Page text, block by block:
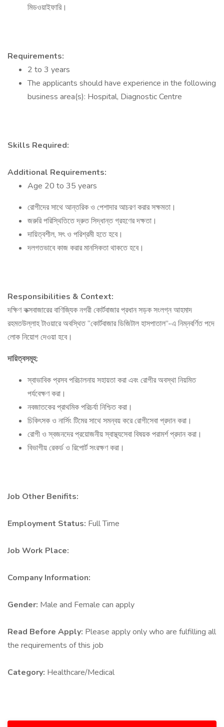
মিডওয়াইফারি।
Requirements:
2 to 3 years
The applicants should have experience in the following
business area(s): Hospital, Diagnostic Centre
Skills Required:
Additional Requirements:
Age 20 to 35 years
রোগীদের সাথে আন্তরিক ও পেশাদার আচরণ করার সক্ষমতা।
জরুরি পরিস্থিতিতে দ্রুত সিদ্ধান্ত গ্রহণের দক্ষতা।
দায়িত্বশীল, সৎ ও পরিশ্রমী হতে হবে।
দলগতভাবে কাজ করার মানসিকতা থাকতে হবে।
Responsibilities & Context:
দক্ষিণ কক্সবাজারের বাণিজ্যিক নগরী কোর্টবাজার প্রধান সড়ক সংলগ্ন আহমাদ
রহমতউল্লাহ টাওয়ারে অবস্থিত “কোর্টবাজার ডিজিটাল হাসপাতাল”-এ নিম্নবর্ণিত পদে
লোক নিয়োগ দেওয়া হবে।
দায়িত্বসমূহ:
স্বাভাবিক প্রসব পরিচালনায় সহায়তা করা এবং রোগীর অবস্থা নিয়মিত
পর্যবেক্ষণ করা।
নবজাতকের প্রাথমিক পরিচর্যা নিশ্চিত করা।
চিকিৎসক ও নার্সিং টিমের সাথে সমন্বয় করে রোগীসেবা প্রদান করা।
রোগী ও স্বজনদের প্রয়োজনীয় স্বাস্থ্যসেবা বিষয়ক পরামর্শ প্রদান করা।
বিভাগীয় রেকর্ড ও রিপোর্ট সংরক্ষণ করা।
Job Other Benifits:
Employment Status: Full Time
Job Work Place:
Company Information:
Gender: Male and Female can apply
Read Before Apply: Please apply only who are fulfilling all
the requirements of this job
Category: Healthcare/Medical